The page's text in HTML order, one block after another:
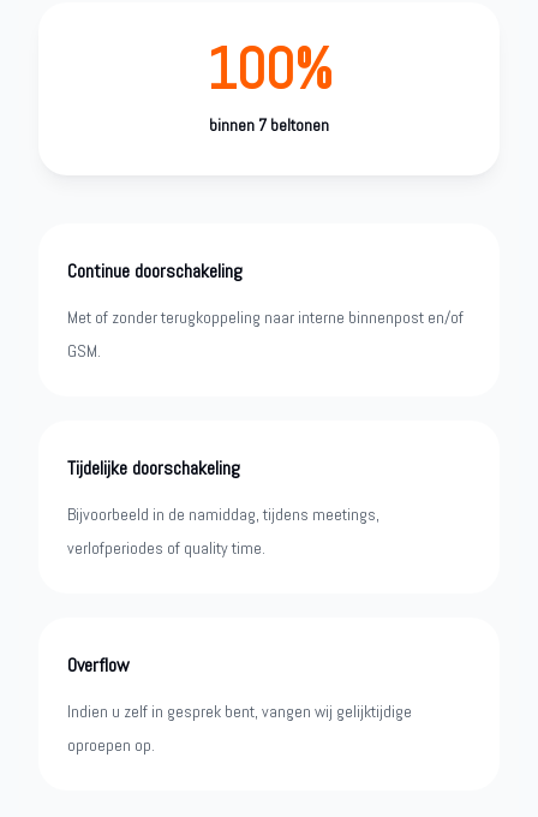
100%
binnen 7 beltonen
Continue doorschakeling
Met of zonder terugkoppeling naar interne binnenpost en/of
GSM.
Tijdelijke doorschakeling
Bijvoorbeeld in de namiddag, tijdens meetings,
verlofperiodes of quality time.
Overflow
Indien u zelf in gesprek bent, vangen wij gelijktijdige
oproepen op.